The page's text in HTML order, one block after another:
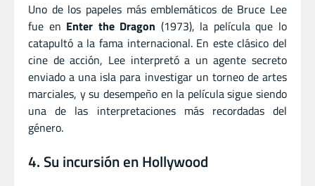
Uno de los papeles más emblemáticos de Bruce Lee
fue en Enter the Dragon (1973), la película que lo
catapultó a la fama internacional. En este clásico del
cine de acción, Lee interpretó a un agente secreto
enviado a una isla para investigar un torneo de artes
marciales, y su desempeño en la película sigue siendo
una de las interpretaciones más recordadas del
género.
4. Su incursión en Hollywood